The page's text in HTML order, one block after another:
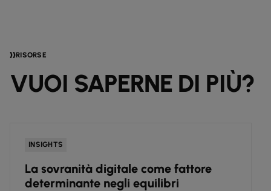
RISORSE
VUOI SAPERNE DI PIÙ?
digitale come fattore
negli equilibri
Building